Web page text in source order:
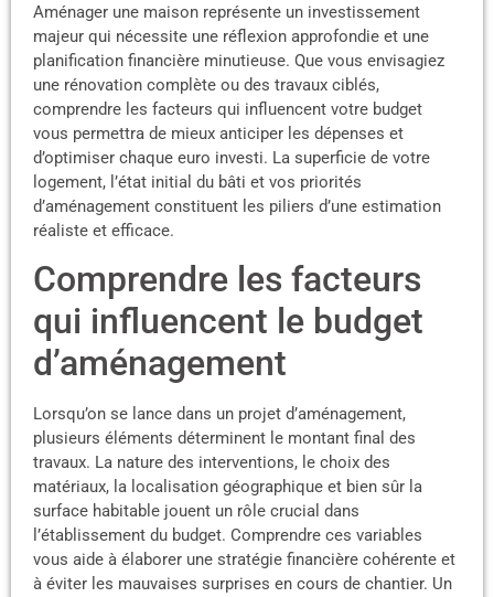
Aménager une maison représente un investissement
majeur qui nécessite une réflexion approfondie et une
planification financière minutieuse. Que vous envisagiez
une rénovation complète ou des travaux ciblés,
comprendre les facteurs qui influencent votre budget
vous permettra de mieux anticiper les dépenses et
d’optimiser chaque euro investi. La superficie de votre
logement, l’état initial du bâti et vos priorités
d’aménagement constituent les piliers d’une estimation
réaliste et efficace.
Comprendre les facteurs
qui influencent le budget
d’aménagement
Lorsqu’on se lance dans un projet d’aménagement,
plusieurs éléments déterminent le montant final des
travaux. La nature des interventions, le choix des
matériaux, la localisation géographique et bien sûr la
surface habitable jouent un rôle crucial dans
l’établissement du budget. Comprendre ces variables
vous aide à élaborer une stratégie financière cohérente et
à éviter les mauvaises surprises en cours de chantier. Un